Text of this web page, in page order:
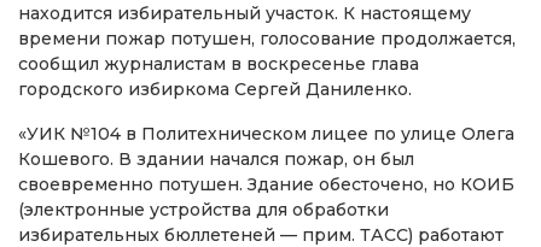
находится избирательный участок. К настоящему
времени пожар потушен, голосование продолжается,
сообщил журналистам в воскресенье глава
городского избиркома Сергей Даниленко.
«УИК №104 в Политехническом лицее по улице Олега
Кошевого. В здании начался пожар, он был
своевременно потушен. Здание обесточено, но КОИБ
(электронные устройства для обработки
избирательных бюллетеней — прим. ТАСС) работают